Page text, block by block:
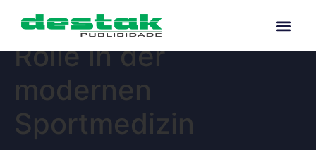
Steroide und ihre
Rolle in der
modernen
Sportmedizin